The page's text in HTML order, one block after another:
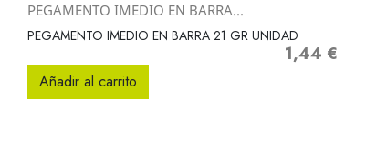
Vista rápida
PEGAMENTO IMEDIO EN BARRA...
PEGAMENTO IMEDIO EN BARRA 21 GR UNIDAD
Precio
1,44 €
Añadir al carrito